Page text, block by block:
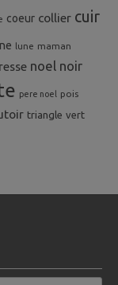
coeur collier cuir
lune maman
noel noir
pere noel pois
triangle vert